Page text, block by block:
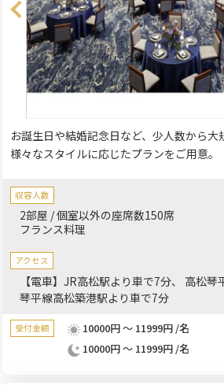
お誕生日や結婚記念日など、少人数から大
様々なスタイルに応じたプランをご用意。
収容人数
2部屋 / 個室以外の座席数150席
フランス料理
アクセス
【電車】JR高松駅より車で7分、 高松琴
琴平線高松築港駅より車で7分
受付金額
10000円 ～ 11999円 /名
10000円 ～ 11999円 /名